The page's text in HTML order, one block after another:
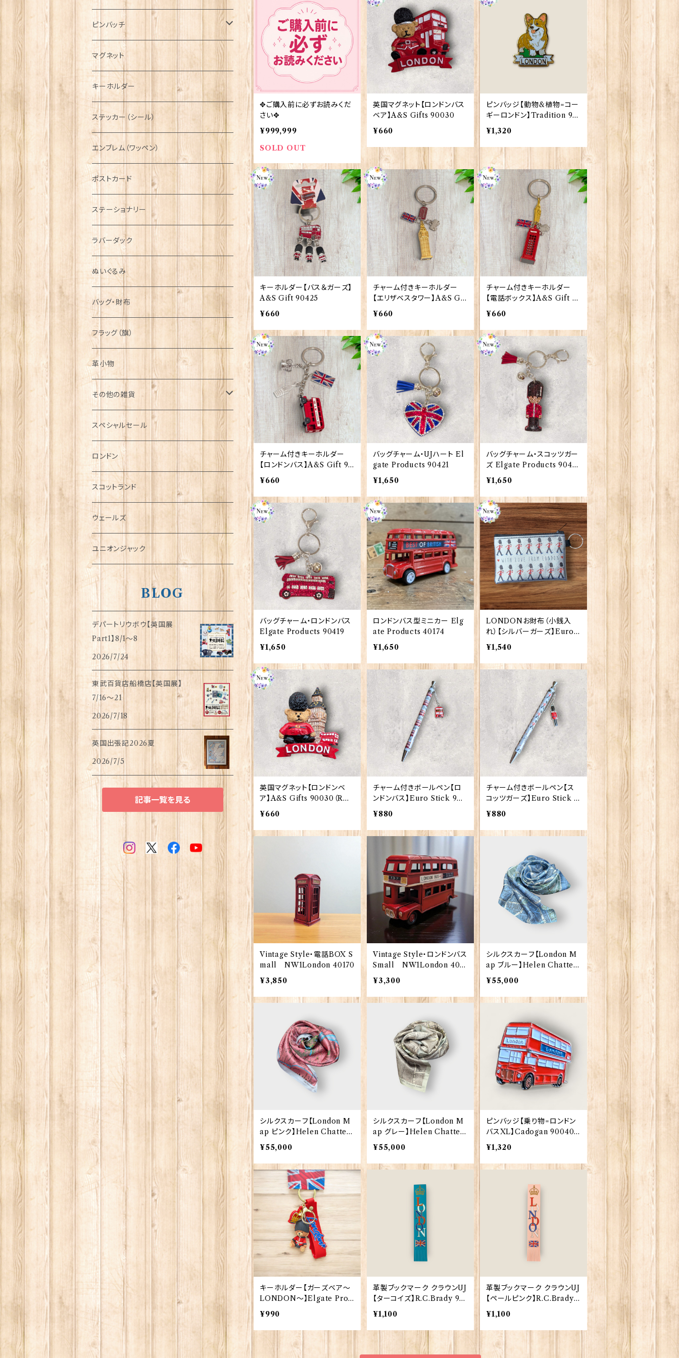
✥ご購入前に必ずお読みくだ
さい✥
¥999,999
SOLD OUT
英国マグネット【ロンドンバス
ベア】A&S Gifts 90030
¥660
ピンバッジ【動物&植物=コー
ギーロンドン】Tradition 90
040-T1335
¥1,320
キーホルダー【バス＆ガーズ】
A&S Gift 90425
¥660
チャーム付きキーホルダー
【エリザベスタワー】A&S Gif
t 90424
¥660
チャーム付きキーホルダー
【電話ボックス】A&S Gift 9
0423
¥660
チャーム付きキーホルダー
【ロンドンバス】A&S Gift 90
422
¥660
バッグチャーム・UJハート El
gate Products 90421
¥1,650
バッグチャーム・スコッツガー
ズ Elgate Products 9042
0
¥1,650
バッグチャーム・ロンドンバス
Elgate Products 90419
¥1,650
ロンドンバス型ミニカー Elg
ate Products 40174
¥1,650
LONDONお財布（小銭入
れ）【シルバーガーズ】Euro S
tick 90192-E〔UKCP19〕
¥1,540
英国マグネット【ロンドンベ
ア】A&S Gifts 90030（RM
G-037）
¥660
チャーム付きボールペン【ロ
ンドンバス】Euro Stick 903
93
¥880
チャーム付きボールペン【ス
コッツガーズ】Euro Stick 9
0395
¥880
Vintage Style・電話BOX S
mall NW1London 40170
¥3,850
Vintage Style・ロンドンバス
Small NW1London 4016
6
¥3,300
シルクスカーフ【London M
ap ブルー】Helen Chattert
on textiles 00209-Blue
¥55,000
シルクスカーフ【London M
ap ピンク】Helen Chattert
on textiles 00209-Pink
¥55,000
シルクスカーフ【London M
ap グレー】Helen Chattert
on textiles 00209-Grey
¥55,000
ピンバッジ【乗り物=ロンドン
バスXL】Cadogan 90040-
XJKB05-57
¥1,320
キーホルダー【ガーズベア〜
LONDON〜】Elgate Prod
ucts 90390
¥990
革製ブックマーク クラウンUJ
【ターコイズ】R.C.Brady 90
382-Turqoise
¥1,100
革製ブックマーク クラウンUJ
【ペールピンク】R.C.Brady 9
0382-PalePink
¥1,100
ハンチング帽
キャスケット
ディアストーカー
ニット帽
マフラー
タータン【Bronte by Moon】
タータン【Glencroft】
ボタンラップマフラー【Aran Traditions】
サッシュ
スカーフ
ファッションマスク
ペンダント
チャーム
その他のアクセサリー
ラブスプーン
ラブスプーン【SION LLEWELLYN】
ラブスプーン【PAUL CURTIS】
ファブリック
ティータオル
ペーパーナプキン
ティーコジー
その他テーブルウェア
ピンバッチ
ジェネラルデザイン
乗り物
動物＆植物
国旗＆紋章
音楽＆楽器
ミリタリー
NAVY
AIRFORCE
ARMY
ピューター
マグネット
キーホルダー
ステッカー（シール）
エンブレム（ワッペン）
ポストカード
ステーショナリー
ラバーダック
ぬいぐるみ
バッグ・財布
フラッグ（旗）
革小物
その他の雑貨
ミニカー
チャーム
犬グッズ
傘
指貫(シンブル)
スペシャルセール
ロンドン
スコットランド
ウェールズ
ユニオンジャック
BLOG
デパートリウボウ【英国展
Part1】8/1〜8
2026/7/24
東武百貨店船橋店【英国展】
7/16～21
2026/7/18
英国出張記2026夏
2026/7/5
記事一覧を見る